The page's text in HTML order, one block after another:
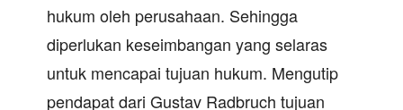
hukum oleh perusahaan. Sehingga
diperlukan keseimbangan yang selaras
untuk mencapai tujuan hukum. Mengutip
pendapat dari Gustav Radbruch tujuan